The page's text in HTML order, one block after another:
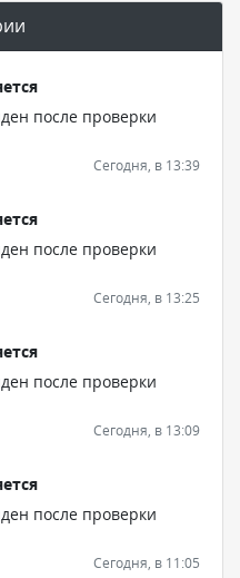
после проверки
Сегодня, в 13:39
после проверки
Сегодня, в 13:25
после проверки
Сегодня, в 13:09
после проверки
Сегодня, в 11:05